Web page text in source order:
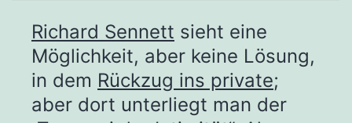
Richard Sennett sieht eine
Möglichkeit, aber keine Lösung,
in dem Rückzug ins private;
aber dort unterliegt man der